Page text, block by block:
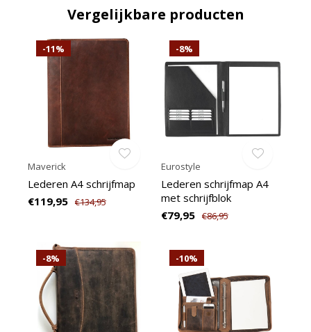
Vergelijkbare producten
-11%
Maverick
Lederen A4 schrijfmap
€119,95 €134,95
-8%
Eurostyle
Lederen schrijfmap A4
met schrijfblok
€79,95 €86,95
-8% -10%